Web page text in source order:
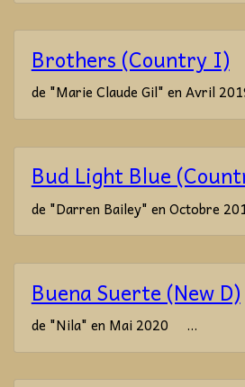
Brothers (Country I)
de "Marie Claude Gil" en Avril
Bud Light Blue
de "Darren Bailey" en Octobre
Buena Suerte (New D)
de "Nila" en Mai 2020 ...